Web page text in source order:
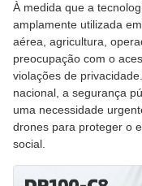
À medida que a
amplamente utilizada
aérea, agricultura,
preocupação com o
violações de
nacional, a segurança
uma necessidade
drones para proteger o
social.